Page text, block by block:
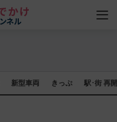
新型車両 きっぷ 駅･街 再